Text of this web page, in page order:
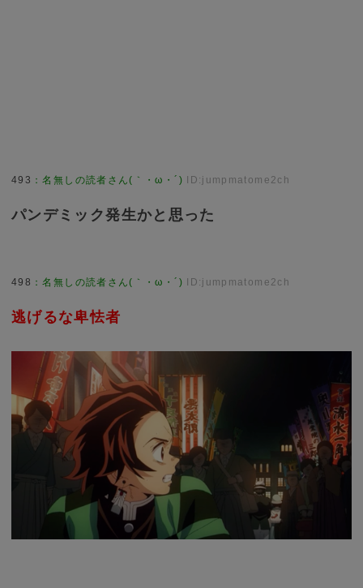
493 ：名無しの読者さん(｀・ω・´) ID:jumpmatome2ch
パンデミック発生かと思った
498 ：名無しの読者さん(｀・ω・´) ID:jumpmatome2ch
逃げるな卑怯者